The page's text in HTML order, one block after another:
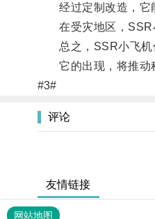
经过定制改造，它能
在受灾地区，SSR小
总之，SSR小飞机作
它的出现，将推动科
#3#
评论
友情链接
网站地图